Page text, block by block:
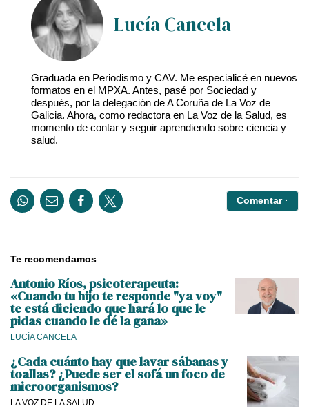
Lucía Cancela
Graduada en Periodismo y CAV. Me especialicé en nuevos
formatos en el MPXA. Antes, pasé por Sociedad y
después, por la delegación de A Coruña de La Voz de
Galicia. Ahora, como redactora en La Voz de la Salud, es
momento de contar y seguir aprendiendo sobre ciencia y
salud.
Comentar ·
Te recomendamos
Antonio Ríos, psicoterapeuta:
«Cuando tu hijo te responde "ya voy"
te está diciendo que hará lo que le
pidas cuando le dé la gana»
LUCÍA CANCELA
¿Cada cuánto hay que lavar sábanas y
toallas? ¿Puede ser el sofá un foco de
microorganismos?
LA VOZ DE LA SALUD